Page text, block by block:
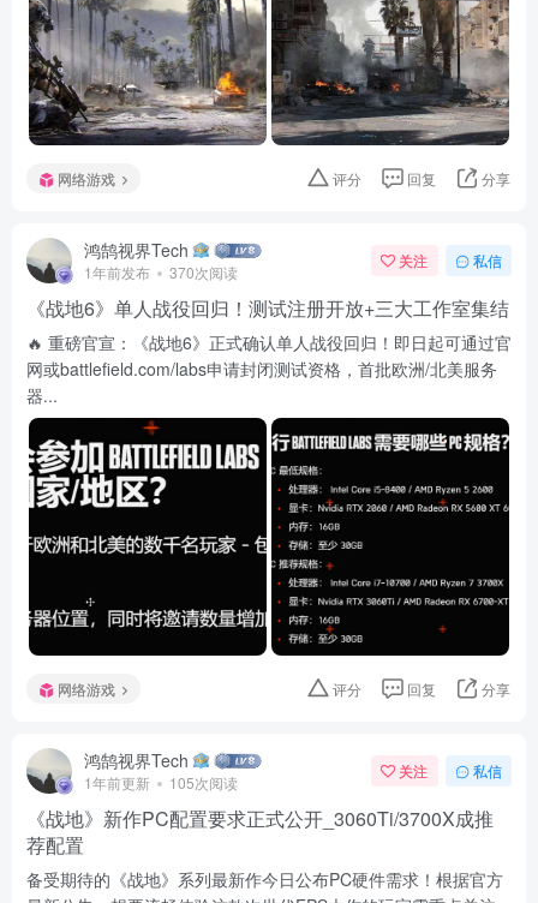
关注 关注 关注 关注
网络游戏 评分 回复 分享
鸿鹄视界Tech
1年前发布 370次阅读
关注 私信
《战地6》单人战役回归！测试注册开放+三大工作室集结
🔥 重磅官宣：《战地6》正式确认单人战役回归！即日起可通过官
网或battlefield.com/labs申请封闭测试资格，首批欧洲/北美服务
器...
网络游戏 评分 回复 分享
鸿鹄视界Tech
1年前更新 105次阅读
关注 私信
《战地》新作PC配置要求正式公开_3060Ti/3700X成推
荐配置
备受期待的《战地》系列最新作今日公布PC硬件需求！根据官方